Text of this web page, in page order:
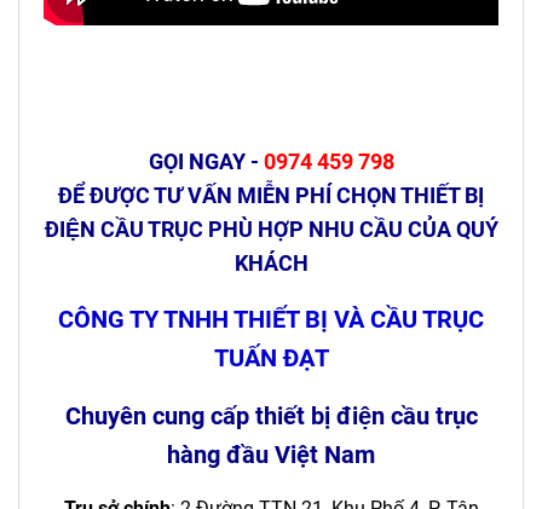
GỌI NGAY - 0974 459 798
ĐỂ ĐƯỢC TƯ VẤN MIỄN PHÍ CHỌN THIẾT BỊ
ĐIỆN CẦU TRỤC PHÙ HỢP NHU CẦU CỦA QUÝ
KHÁCH
CÔNG TY TNHH THIẾT BỊ VÀ CẦU TRỤC
TUẤN ĐẠT
Chuyên cung cấp thiết bị điện cầu trục
hàng đầu Việt Nam